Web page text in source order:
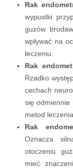
Rak
wypustki
guzów
wpływać na
leczeniu.
Rak
Rzadko
cechach
się odmiennie
metod leczenia.
Rak
Oznacza
otoczeniu
mieć